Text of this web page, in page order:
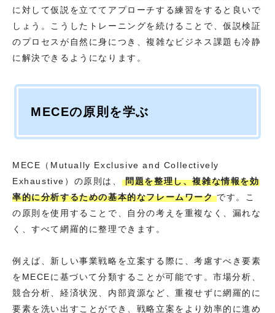
に対して仮説を立ててアプローチする練習をすると良いで
しょう。こうしたトレーニングを続けることで、仮説検証
のプロセスが自然に身につき、複雑なビジネス課題も冷静
に解決できるようになります。
MECEの原則を学ぶ
MECE（Mutually Exclusive and Collectively
Exhaustive）の原則は、 問題を整理し、複雑な情報を効
率的に分析するための基本的なフレームワークです。こ
の原則を使用することで、自分の考えを重複なく、漏れな
く、すべて網羅的に整理できます。
例えば、新しい事業戦略を立案する際に、考慮すべき要素
をMECEに基づいて分類することが可能です。市場分析、
競合分析、経済状況、内部資源など、重複せずに網羅的に
要素を洗い出すことができ、戦略立案をより効率的に進め